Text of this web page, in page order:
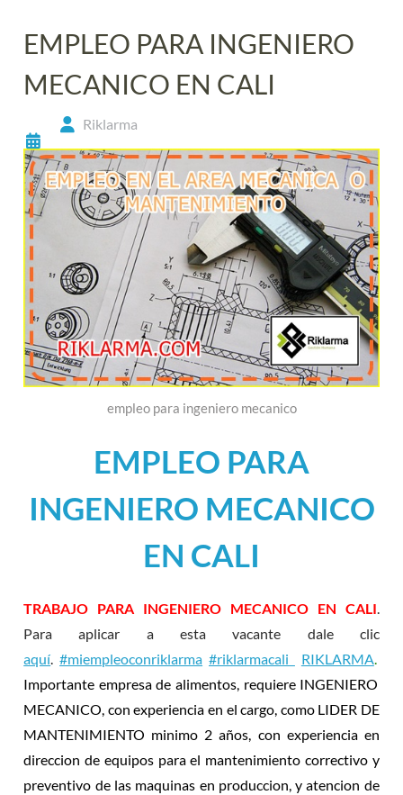
EMPLEO PARA INGENIERO
MECANICO EN CALI
Riklarma
empleo para ingeniero mecanico
EMPLEO PARA
INGENIERO MECANICO
EN CALI
TRABAJO PARA INGENIERO MECANICO EN CALI.
Para aplicar a esta vacante dale clic
aquí.#miempleoconriklarma #riklarmacali RIKLARMA.
Importante empresa de alimentos, requiere INGENIERO
MECANICO, con experiencia en el cargo, como LIDER DE
MANTENIMIENTO minimo 2 años, con experiencia en
direccion de equipos para el mantenimiento correctivo y
preventivo de las maquinas en produccion, y atencion de